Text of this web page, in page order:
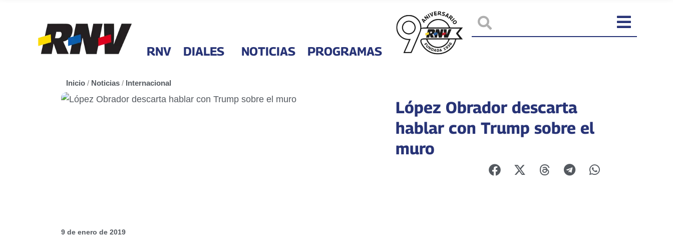
RNV DIALES NOTICIAS PROGRAMAS
Inicio / Noticias / Internacional
López Obrador descarta
hablar con Trump sobre el
muro
9 de enero de 2019